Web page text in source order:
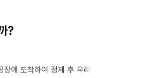
?
에 도착하여 정제 후 우리